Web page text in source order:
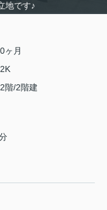
地です♪
0ヶ月
2K
2階/2階建